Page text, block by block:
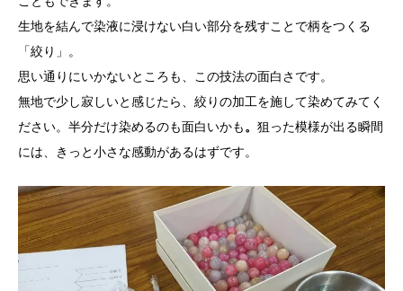
生地を結んで染液に浸けない白い部分を残すことで柄をつくる
「絞り」。
思い通りにいかないところも、この技法の面白さです。
無地で少し寂しいと感じたら、絞りの加工を施して染めてみてく
ださい。半分だけ染めるのも面白いかも。 狙った模様が出る瞬間
には、きっと小さな感動があるはずです。